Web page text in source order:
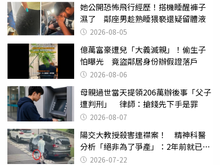
她公開恐怖飛行經歷！搭機睡醒褲子
濕了 鄰座男趁熟睡猥褻還疑留體液
2026-08-05
億萬富豪遭兒「大義滅親」！偷生子
怕曝光 竟盜鄰居身份辦假證落戶
2026-08-06
母親過世當天提領206萬辦後事「父子
遭判刑」 律師：搶錢先下手是罪
2026-08-07
陽交大教授殺害連襟案！ 精神科醫
分析「絕非為了爭產」：2年前就已言
行詭異
2026-07-22